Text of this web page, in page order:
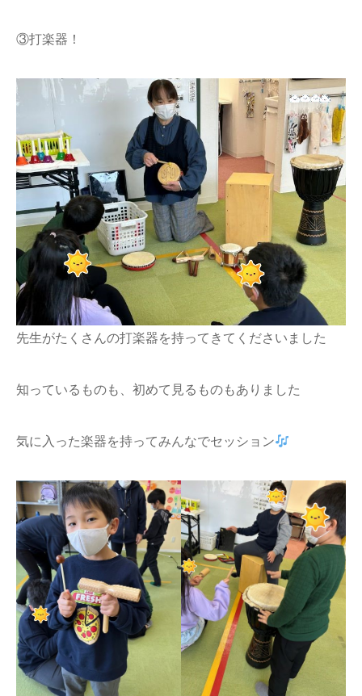
③打楽器！
先生がたくさんの打楽器を持ってきてくださいました
知っているものも、初めて見るものもありました
気に入った楽器を持ってみんなでセッション